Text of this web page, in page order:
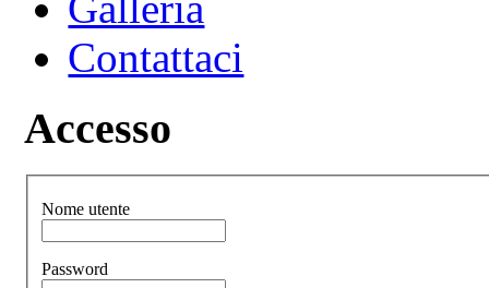
Contattaci
Accesso
Nome utente
Password